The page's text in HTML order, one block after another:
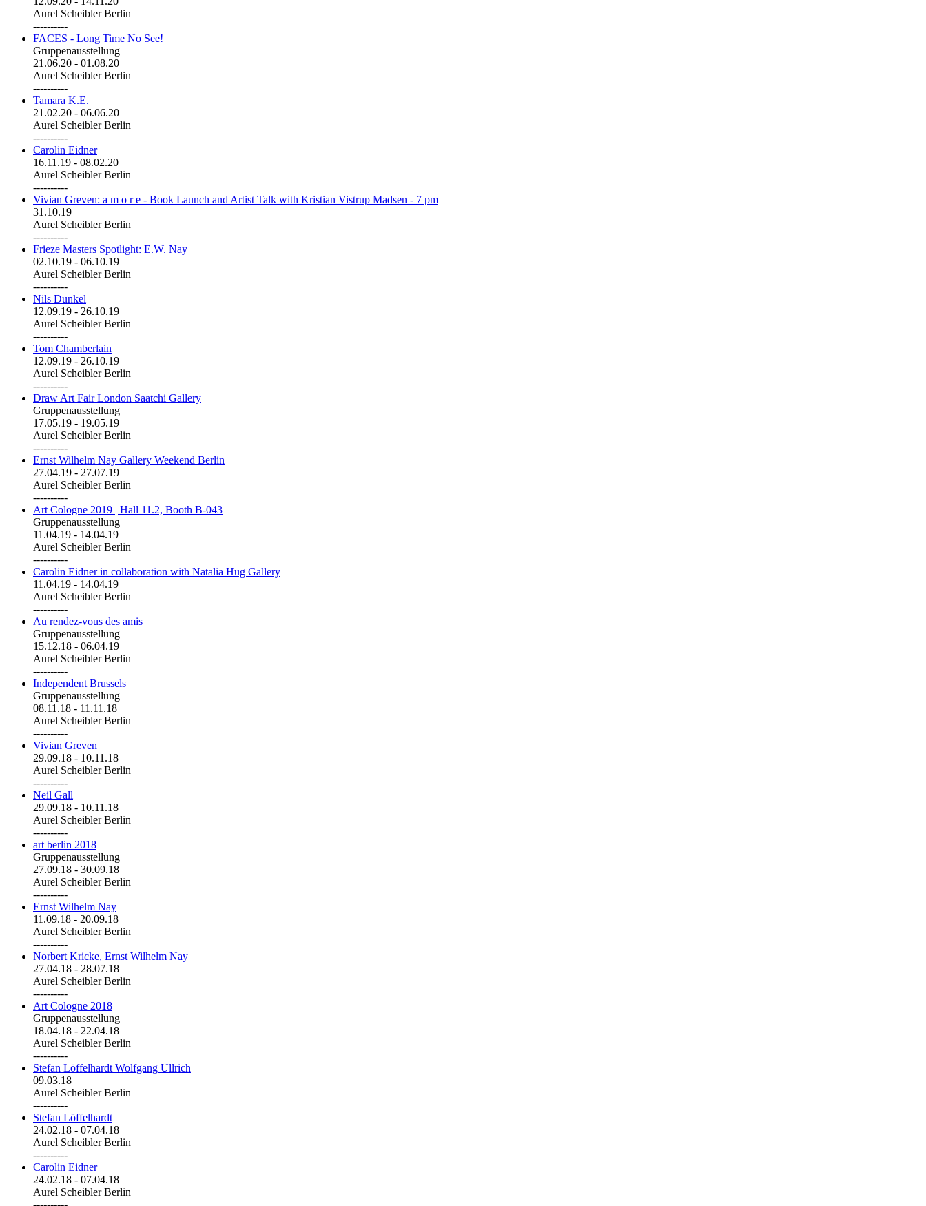
Aurel Scheibler Berlin
----------
FACES - Long Time No See!
Gruppenausstellung
21.06.20 - 01.08.20
Aurel Scheibler Berlin
----------
Tamara K.E.
21.02.20 - 06.06.20
Aurel Scheibler Berlin
----------
Carolin Eidner
16.11.19 - 08.02.20
Aurel Scheibler Berlin
----------
Vivian Greven: a m o r e - Book Launch and Artist Talk with Kristian Vistrup Madsen - 7 pm
31.10.19
Aurel Scheibler Berlin
----------
Frieze Masters Spotlight: E.W. Nay
02.10.19 - 06.10.19
Aurel Scheibler Berlin
----------
Nils Dunkel
12.09.19 - 26.10.19
Aurel Scheibler Berlin
----------
Tom Chamberlain
12.09.19 - 26.10.19
Aurel Scheibler Berlin
----------
Draw Art Fair London Saatchi Gallery
Gruppenausstellung
17.05.19 - 19.05.19
Aurel Scheibler Berlin
----------
Ernst Wilhelm Nay Gallery Weekend Berlin
27.04.19 - 27.07.19
Aurel Scheibler Berlin
----------
Art Cologne 2019 | Hall 11.2, Booth B-043
Gruppenausstellung
11.04.19 - 14.04.19
Aurel Scheibler Berlin
----------
Carolin Eidner in collaboration with Natalia Hug Gallery
11.04.19 - 14.04.19
Aurel Scheibler Berlin
----------
Au rendez-vous des amis
Gruppenausstellung
15.12.18 - 06.04.19
Aurel Scheibler Berlin
----------
Independent Brussels
Gruppenausstellung
08.11.18 - 11.11.18
Aurel Scheibler Berlin
----------
Vivian Greven
29.09.18 - 10.11.18
Aurel Scheibler Berlin
----------
Neil Gall
29.09.18 - 10.11.18
Aurel Scheibler Berlin
----------
art berlin 2018
Gruppenausstellung
27.09.18 - 30.09.18
Aurel Scheibler Berlin
----------
Ernst Wilhelm Nay
11.09.18 - 20.09.18
Aurel Scheibler Berlin
----------
Norbert Kricke, Ernst Wilhelm Nay
27.04.18 - 28.07.18
Aurel Scheibler Berlin
----------
Art Cologne 2018
Gruppenausstellung
18.04.18 - 22.04.18
Aurel Scheibler Berlin
----------
Stefan Löffelhardt Wolfgang Ullrich
09.03.18
Aurel Scheibler Berlin
----------
Stefan Löffelhardt
24.02.18 - 07.04.18
Aurel Scheibler Berlin
----------
Carolin Eidner
24.02.18 - 07.04.18
Aurel Scheibler Berlin